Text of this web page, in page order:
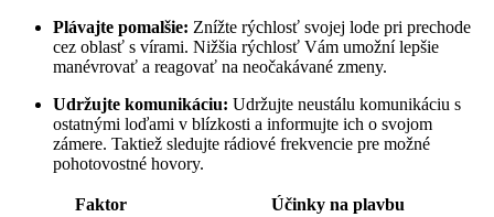
Plávajte pomalšie: Znížte rýchlosť svojej lode pri prechode
cez oblasť s vírami. Nižšia rýchlosť Vám umožní lepšie
manévrovať a reagovať na neočakávané zmeny.
Udržujte komunikáciu: Udržujte neustálu komunikáciu s
ostatnými loďami v blízkosti a informujte ich o svojom
zámere. Taktiež sledujte rádiové frekvencie pre možné
pohotovostné hovory.
Faktor
Účinky na plavbu